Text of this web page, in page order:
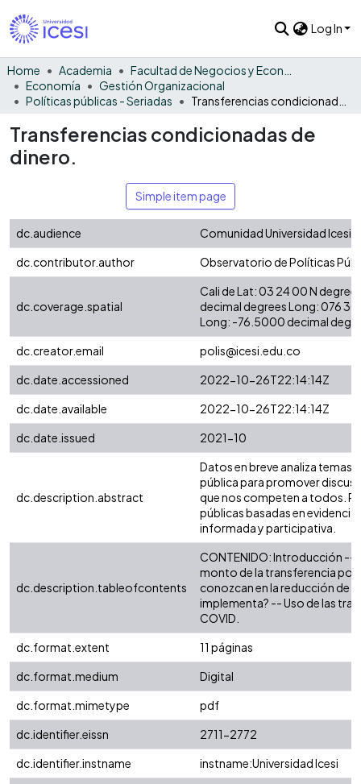
Log In
Home Academia
Economía
Gestión Organizacional
Políticas públicas - Seriadas
Transferencias condicionadas de
dinero.
Simple item page
dc.audience
Comunidad Universidad Icesi
dc.contributor.author
Observatorio de Políticas
dc.coverage.spatial
Cali de Lat: 03 24 00 N
decimal degrees Long: 076
Long: -76.5000 decimal
dc.creator.email
polis@icesi.edu.co
dc.date.accessioned
2022-10-26T22:14:14Z
dc.date.available
2022-10-26T22:14:14Z
dc.date.issued
2021-10
dc.description.abstract
Datos en breve analiza temas
pública para promover
que nos competen a todos.
públicas basadas en evidencia
informada y participativa.
dc.description.tableofcontents
CONTENIDO: Introducción --
monto de la transferencia por
conozcan en la reducción de
implementa? -- Uso de las
COVID.
dc.format.extent
11 páginas
dc.format.medium
Digital
dc.format.mimetype
pdf
dc.identifier.eissn
2711-2772
dc.identifier.instname
instname:Universidad Icesi